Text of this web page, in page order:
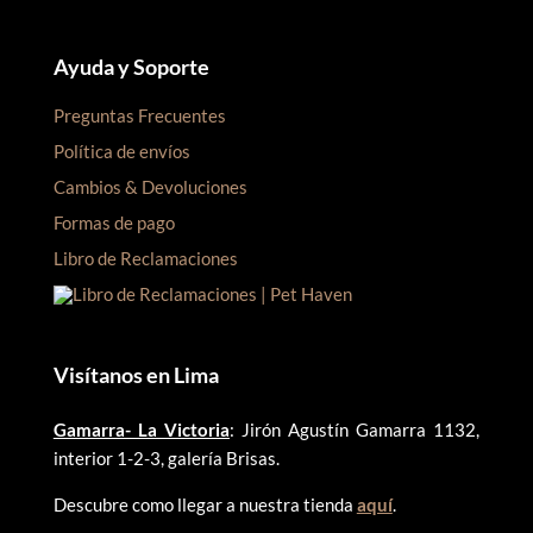
Ayuda y Soporte
Preguntas Frecuentes
Política de envíos
Cambios & Devoluciones
Formas de pago
Libro de Reclamaciones
Visítanos en Lima
Gamarra- La Victoria: Jirón Agustín Gamarra 1132,
interior 1-2-3, galería Brisas.
Descubre como llegar a nuestra tienda aquí.